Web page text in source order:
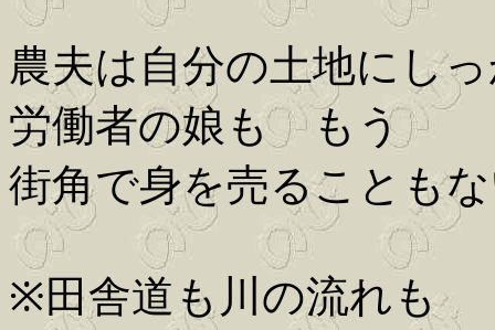
農夫は自分の土地にし
労働者の娘も もう
街角で身を売ることも
※田舎道も川の流れも